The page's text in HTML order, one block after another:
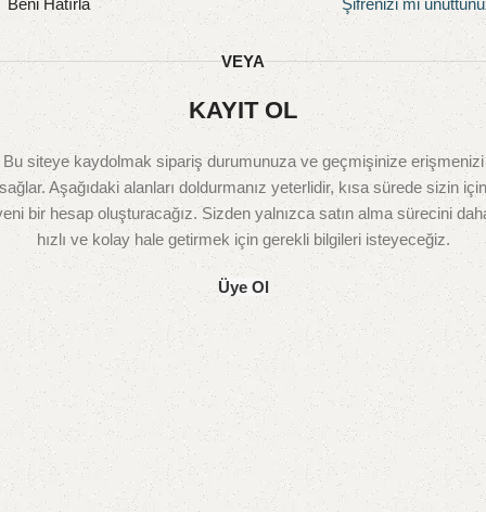
Şifrenizi mi
Beni Hatırla
VEYA
KAYIT OL
Bu siteye kaydolmak sipariş durumunuza ve geçmişinize erişmenizi
sağlar. Aşağıdaki alanları doldurmanız yeterlidir, kısa sürede sizin için
bir hesap oluşturacağız. Sizden yalnızca satın alma sürecini
hızlı ve kolay hale getirmek için gerekli bilgileri isteyeceğiz.
Üye Ol